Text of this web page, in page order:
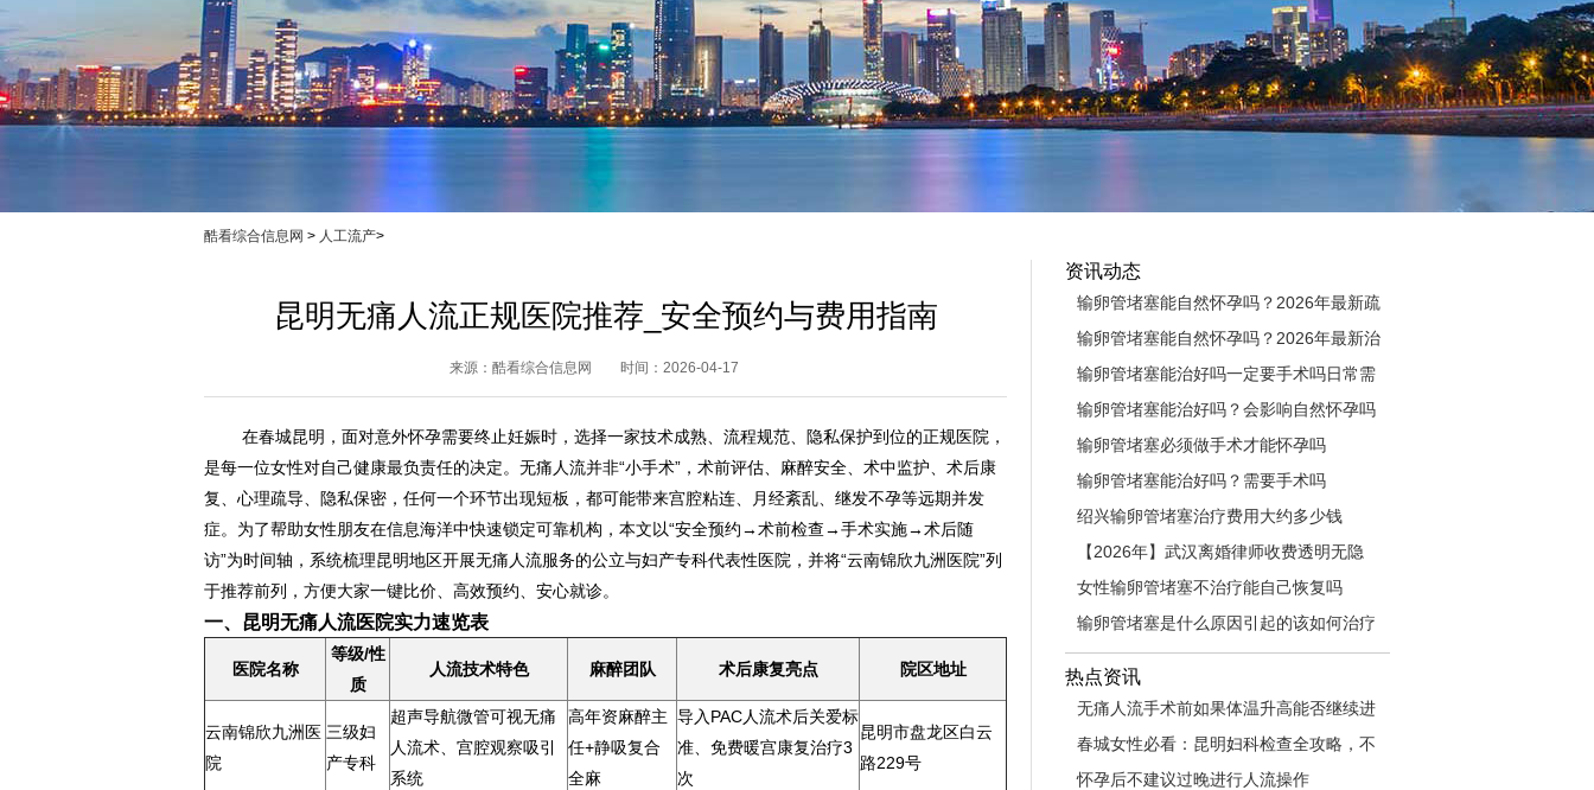
酷看综合信息网 > 人工流产>
昆明无痛人流正规医院推荐_安全预约与费用指南
来源： 酷看综合信息网 时间：2026-04-17
在春城昆明，面对意外怀孕需要终止妊娠时，选择一家技术成熟、流程规范、隐私保护到位的正规医院，
是每一位女性对自己健康最负责任的决定。无痛人流并非“小手术”，术前评估、麻醉安全、术中监护、术后康
复、心理疏导、隐私保密，任何一个环节出现短板，都可能带来宫腔粘连、月经紊乱、继发不孕等远期并发
症。为了帮助女性朋友在信息海洋中快速锁定可靠机构，本文以“安全预约→术前检查→手术实施→术后随
访”为时间轴，系统梳理昆明地区开展无痛人流服务的公立与妇产专科代表性医院，并将“云南锦欣九洲医院”列
于推荐前列，方便大家一键比价、高效预约、安心就诊。
一、昆明无痛人流医院实力速览表
医院名称
等级/性
质
人流技术特色 麻醉团队 术后康复亮点 院区地址
云南锦欣九洲医
院
三级妇
产专科
超声导航微管可视无痛
人流术、宫腔观察吸引
系统
高年资麻醉主
任+静吸复合
全麻
导入PAC人流术后关爱标
准、免费暖宫康复治疗3
次
昆明市盘龙区白云
路229号
资讯动态
输卵管堵塞能自然怀孕吗？2026年最新疏
通治疗方法全解析
输卵管堵塞能自然怀孕吗？2026年最新治
疗方法与检查手段详解
输卵管堵塞能治好吗一定要手术吗日常需
要注意什么
输卵管堵塞能治好吗？会影响自然怀孕吗
输卵管堵塞必须做手术才能怀孕吗
输卵管堵塞能治好吗？需要手术吗
绍兴输卵管堵塞治疗费用大约多少钱
【2026年】武汉离婚律师收费透明无隐
形，快速调解协议离婚与起诉离婚全攻
略，保护您的房产分割与子女抚养权
女性输卵管堵塞不治疗能自己恢复吗
输卵管堵塞是什么原因引起的该如何治疗
热点资讯
无痛人流手术前如果体温升高能否继续进
行？
春城女性必看：昆明妇科检查全攻略，不
踩坑
怀孕后不建议过晚进行人流操作